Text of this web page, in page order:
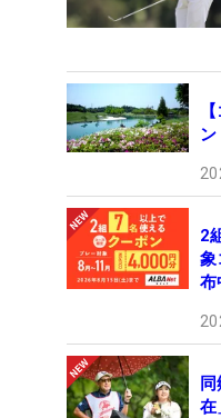
ン
2
象
布